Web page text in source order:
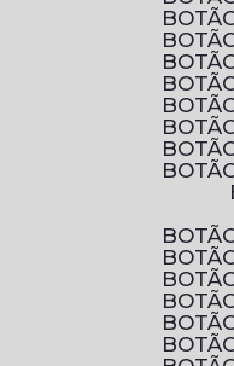
BOTÃO ANTI